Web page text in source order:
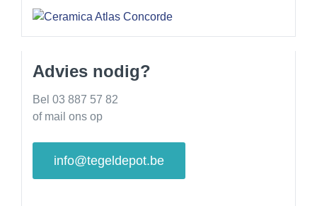
Advies nodig?
Bel 03 887 57 82
of mail ons op
info@tegeldepot.be